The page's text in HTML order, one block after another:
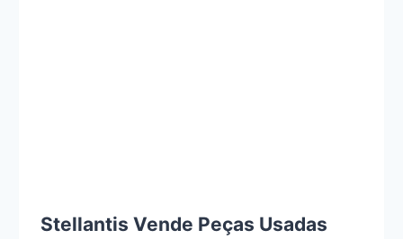
Stellantis Vende Peças Usadas